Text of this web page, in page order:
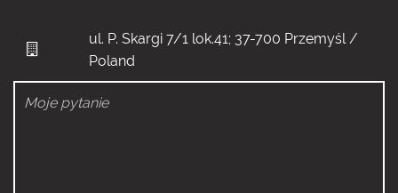
ul. P. Skargi 7/1 lok.41; 37-700 Przemyśl /
Poland